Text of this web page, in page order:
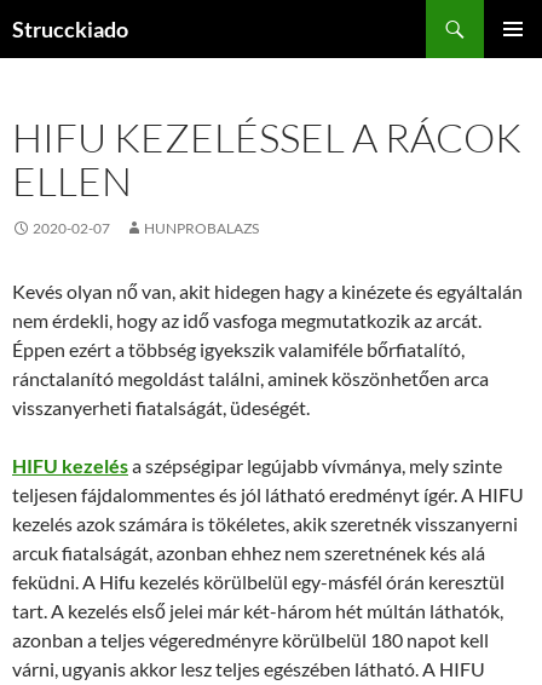
Strucckiado
HIFU KEZELÉSSEL A RÁCOK
ELLEN
2020-02-07 HUNPROBALAZS
Kevés olyan nő van, akit hidegen hagy a kinézete és egyáltalán
nem érdekli, hogy az idő vasfoga megmutatkozik az arcát.
Éppen ezért a többség igyekszik valamiféle bőrfiatalító,
ránctalanító megoldást találni, aminek köszönhetően arca
visszanyerheti fiatalságát, üdeségét.
HIFU kezelésa szépségipar legújabb vívmánya, mely szinte
teljesen fájdalommentes és jól látható eredményt ígér. A HIFU
kezelés azok számára is tökéletes, akik szeretnék visszanyerni
arcuk fiatalságát, azonban ehhez nem szeretnének kés alá
feküdni. A Hifu kezelés körülbelül egy-másfél órán keresztül
tart. A kezelés első jelei már két-három hét múltán láthatók,
azonban a teljes végeredményre körülbelül 180 napot kell
várni, ugyanis akkor lesz teljes egészében látható. A HIFU